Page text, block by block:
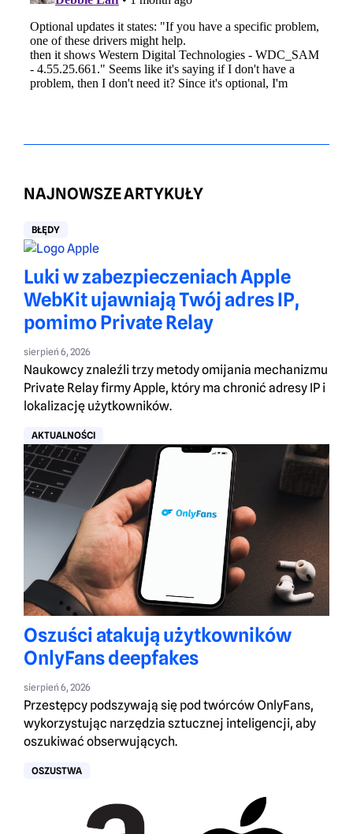
NAJNOWSZE ARTYKUŁY
BŁĘDY
Luki w zabezpieczeniach Apple
WebKit ujawniają Twój adres IP,
pomimo Private Relay
sierpień 6, 2026
Naukowcy znaleźli trzy metody omijania mechanizmu
Private Relay firmy Apple, który ma chronić adresy IP i
lokalizację użytkowników.
AKTUALNOŚCI
Oszuści atakują użytkowników
OnlyFans deepfakes
sierpień 6, 2026
Przestępcy podszywają się pod twórców OnlyFans,
wykorzystując narzędzia sztucznej inteligencji, aby
oszukiwać obserwujących.
OSZUSTWA